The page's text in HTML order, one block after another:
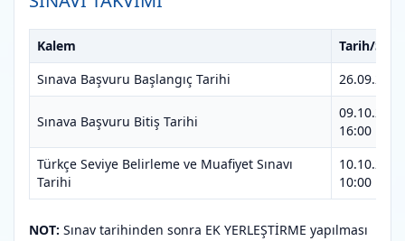
Kalem
Tarih/Saat
Sınava Başvuru Başlangıç Tarihi
26.09.2025
Sınava Başvuru Bitiş Tarihi
16:00
Türkçe Seviye Belirleme ve Muafiyet Sınavı
Tarihi
10:00
NOT: Sınav tarihinden sonra EK YERLEŞTİRME yapılması